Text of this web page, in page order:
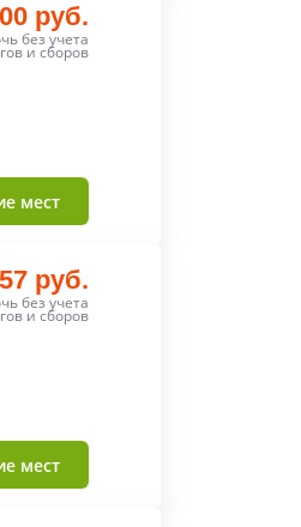
руб.
без учета
и сборов
мест
руб.
без учета
и сборов
мест